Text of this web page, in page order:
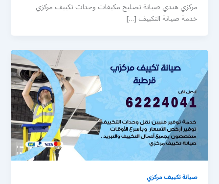
مركزي هندي صيانة تصليح مكيفات وحدات تكييف مركزي
خدمة صيانة التكييف […]
صيانة تكييف مركزي